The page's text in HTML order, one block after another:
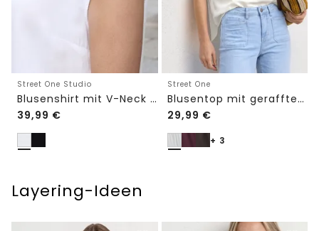
Street One Studio
Blusenshirt mit V-Neck und Spitze
39,99 €
Street One
Blusentop mit gerafftem Rundhals
29,99 €
+ 3
Layering-Ideen